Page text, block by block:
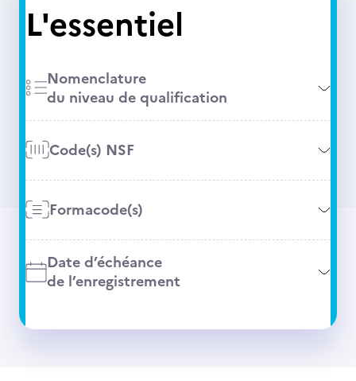
L'essentiel
Nomenclature
du niveau de qualification
Code(s) NSF
Formacode(s)
Date d’échéance
de l’enregistrement